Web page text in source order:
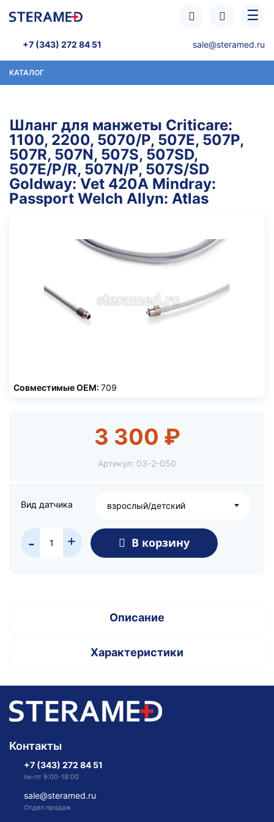
☰
+7 (343) 272 84 51 sale@steramed.ru
КАТАЛОГ
Шланг для манжеты Criticare:
1100, 2200, 5070/P, 507E, 507P,
507R, 507N, 507S, 507SD,
507E/P/R, 507N/P, 507S/SD
Goldway: Vet 420A Mindray:
Passport Welch Allyn: Atlas
Совместимые ОЕМ: 709
3 300 ₽
Артикул: 03-2-050
Вид датчика взрослый/детский
- + В корзину
Описание
Характеристики
Контакты
+7 (343) 272 84 51
пн-пт 9:00-18:00
sale@steramed.ru
Отдел продаж